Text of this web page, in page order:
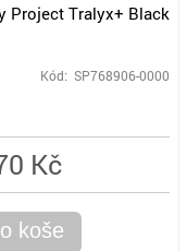
Project Tralyx+ Black
Kód: SP768906-0000
Kč
koše